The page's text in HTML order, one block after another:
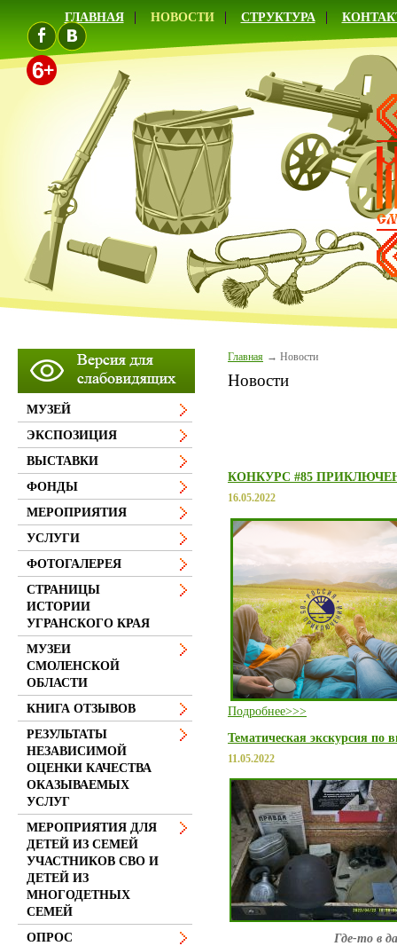
ГЛАВНАЯ НОВОСТИ СТРУКТУРА
Главная Новости
Новости
КОНКУРС #85
16.05.2022
Подробнее>>>
Тематическая экскурсия по
11.05.2022
Где-то в
МУЗЕЙ
ЭКСПОЗИЦИЯ
ВЫСТАВКИ
ФОНДЫ
МЕРОПРИЯТИЯ
УСЛУГИ
ФОТОГАЛЕРЕЯ
СТРАНИЦЫ
ИСТОРИИ
УГРАНСКОГО КРАЯ
МУЗЕИ
СМОЛЕНСКОЙ
ОБЛАСТИ
КНИГА ОТЗЫВОВ
РЕЗУЛЬТАТЫ
НЕЗАВИСИМОЙ
ОЦЕНКИ КАЧЕСТВА
ОКАЗЫВАЕМЫХ
УСЛУГ
МЕРОПРИЯТИЯ ДЛЯ
ДЕТЕЙ ИЗ СЕМЕЙ
УЧАСТНИКОВ СВО И
ДЕТЕЙ ИЗ
МНОГОДЕТНЫХ
СЕМЕЙ
ОПРОС